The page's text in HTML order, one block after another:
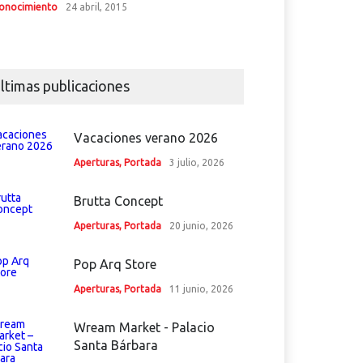
24 abril, 2015
publicaciones
Vacaciones verano 2026
Aperturas, Portada 3 julio, 2026
Brutta Concept
Aperturas, Portada 20 junio, 2026
Pop Arq Store
Aperturas, Portada 11 junio, 2026
Wream Market - Palacio
Santa Bárbara